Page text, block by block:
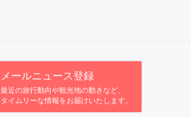
メールニュース登録
最近の旅行動向や観光地の動きなど、
タイムリーな情報をお届けいたします。